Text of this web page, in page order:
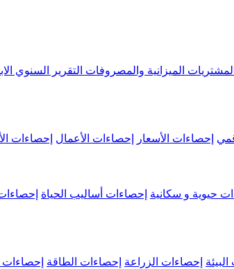
الميزانية والمصروفات التقرير السنوي
إحصاءات الأسعار إحصاءات الأعمال إحصاءات
حيوية و سكانية إحصاءات أساليب الحياة
إحصاءات الزراعة إحصاءات الطاقة إحصاءات